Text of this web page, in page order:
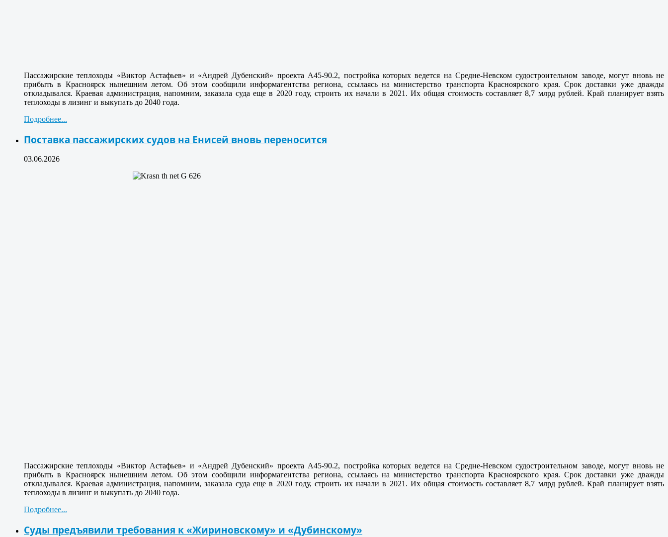
Пассажирские теплоходы «Виктор Астафьев» и «Андрей Дубенский» проекта А45-90.2, постройка которых ведется на Средне-Невском судостроительном заводе, могут вновь не
прибыть в Красноярск нынешним летом. Об этом сообщили информагентства региона, ссылаясь на министерство транспорта Красноярского края. Срок доставки уже дважды
откладывался. Краевая администрация, напомним, заказала суда еще в 2020 году, строить их начали в 2021. Их общая стоимость составляет 8,7 млрд рублей. Край планирует взять
теплоходы в лизинг и выкупать до 2040 года.
Подробнее...
Поставка пассажирских судов на Енисей вновь переносится
03.06.2026
Пассажирские теплоходы «Виктор Астафьев» и «Андрей Дубенский» проекта А45-90.2, постройка которых ведется на Средне-Невском судостроительном заводе, могут вновь не
прибыть в Красноярск нынешним летом. Об этом сообщили информагентства региона, ссылаясь на министерство транспорта Красноярского края. Срок доставки уже дважды
откладывался. Краевая администрация, напомним, заказала суда еще в 2020 году, строить их начали в 2021. Их общая стоимость составляет 8,7 млрд рублей. Край планирует взять
теплоходы в лизинг и выкупать до 2040 года.
Подробнее...
Суды предъявили требования к «Жириновскому» и «Дубинскому»